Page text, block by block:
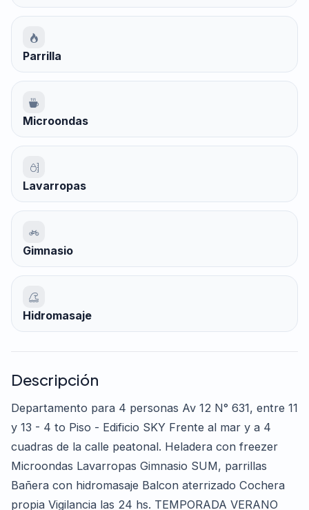
Parrilla
Microondas
Lavarropas
Gimnasio
Hidromasaje
Descripción
Departamento para 4 personas Av 12 N° 631, entre 11
y 13 - 4 to Piso - Edificio SKY Frente al mar y a 4
cuadras de la calle peatonal. Heladera con freezer
Microondas Lavarropas Gimnasio SUM, parrillas
Bañera con hidromasaje Balcon aterrizado Cochera
propia Vigilancia las 24 hs. TEMPORADA VERANO